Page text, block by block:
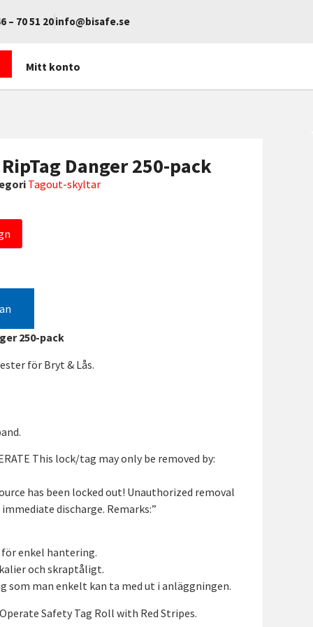
– 70 51 20info@bisafe.se
Mitt konto
Danger 250-pack
Tagout-skyltar
250-pack
för Bryt & Lås.
This lock/tag may only be removed by:
has been locked out! Unauthorized removal
discharge. Remarks:”
enkel hantering.
och skraptåligt.
som man enkelt kan ta med ut i anläggningen.
Safety Tag Roll with Red Stripes.